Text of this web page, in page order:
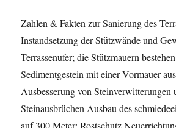
Zahlen & Fakten zur Sanierung des
Instandsetzung der Stützwände und
Terrassenufer; die Stützmauern
Sedimentgestein mit einer Vormauer
Ausbesserung von Steinverwitterungen
Steinausbrüchen Ausbau des
auf 300 Meter; Rostschutz